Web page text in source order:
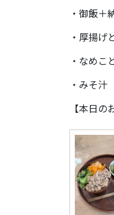
・御飯＋
・厚揚げ
・なめこ
・みそ汁
【本日